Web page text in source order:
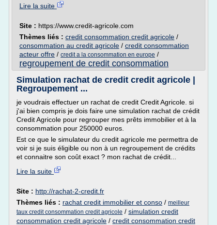
Lire la suite
Site : https://www.credit-agricole.com
Thèmes liés : credit consommation credit agricole /
consommation au credit agricole / credit consommation
acteur offre / credit a la consommation en europe /
regroupement de credit consommation
Simulation rachat de credit credit agricole |
Regroupement ...
je voudrais effectuer un rachat de credit Credit Agricole. si
j'ai bien compris je dois faire une simulation rachat de crédit
Credit Agricole pour regrouper mes prêts immobilier et à la
consommation pour 250000 euros.
Est ce que le simulateur du credit agricole me permettra de
voir si je suis éligible ou non à un regroupement de crédits
et connaitre son coût exact ? mon rachat de crédit...
Lire la suite
Site : http://rachat-2-credit.fr
Thèmes liés : rachat credit immobilier et conso / meilleur
taux credit consommation credit agricole / simulation credit
consommation credit agricole / credit consommation credit